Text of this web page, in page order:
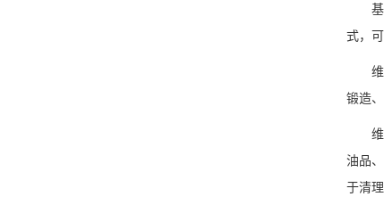
基础
式，
维度
锻造
维度
油品
于清